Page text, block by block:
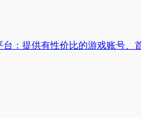
：提供有性价比的游戏账号、